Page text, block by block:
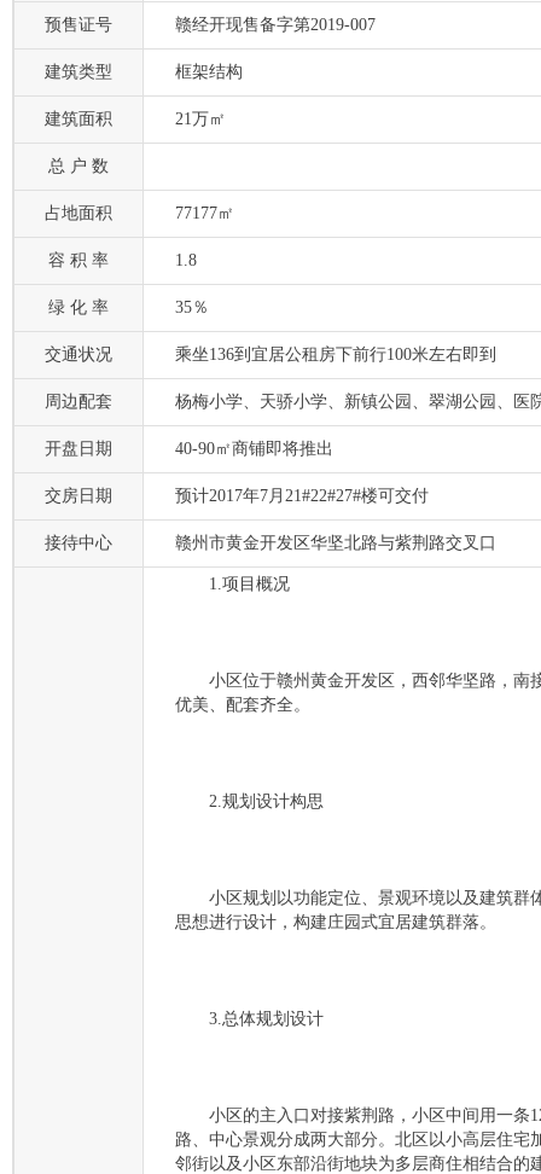
预售证号 赣经开现售备字第2019-007
建筑类型 框架结构
建筑面积 21万㎡
总 户 数
占地面积 77177㎡
容 积 率 1.8
绿 化 率 35％
交通状况 乘坐136到宜居公租房下前行100米左右即到
周边配套 杨梅小学、天骄小学、新镇公园、翠湖公园、医
开盘日期 40-90㎡商铺即将推出
交房日期 预计2017年7月21#22#27#楼可交付
接待中心 赣州市黄金开发区华坚北路与紫荆路交叉口
1.项目概况
小区位于赣州黄金开发区，西邻华坚路，南
优美、配套齐全。
2.规划设计构思
小区规划以功能定位、景观环境以及建筑群
思想进行设计，构建庄园式宜居建筑群落。
3.总体规划设计
小区的主入口对接紫荆路，小区中间用一条
路、中心景观分成两大部分。北区以小高层住
邻街以及小区东部沿街地块为多层商住相结合的